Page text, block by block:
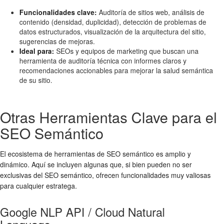
Funcionalidades clave: Auditoría de sitios web, análisis de
contenido (densidad, duplicidad), detección de problemas de
datos estructurados, visualización de la arquitectura del sitio,
sugerencias de mejoras.
Ideal para: SEOs y equipos de marketing que buscan una
herramienta de auditoría técnica con informes claros y
recomendaciones accionables para mejorar la salud semántica
de su sitio.
Otras Herramientas Clave para el
SEO Semántico
El ecosistema de herramientas de SEO semántico es amplio y
dinámico. Aquí se incluyen algunas que, si bien pueden no ser
exclusivas del SEO semántico, ofrecen funcionalidades muy valiosas
para cualquier estratega.
Google NLP API / Cloud Natural